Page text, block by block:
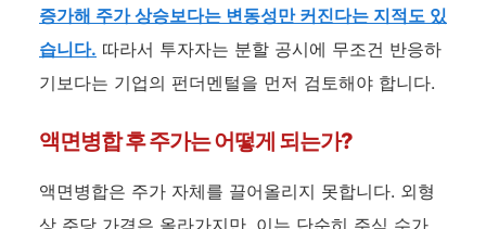
증가해 주가 상승보다는 변동성만 커진다는 지적도 있
습니다. 따라서 투자자는 분할 공시에 무조건 반응하
기보다는 기업의 펀더멘털을 먼저 검토해야 합니다.
액면병합 후 주가는 어떻게 되는가?
액면병합은 주가 자체를 끌어올리지 못합니다. 외형
상 주당 가격은 올라가지만, 이는 단순히 주식 수가